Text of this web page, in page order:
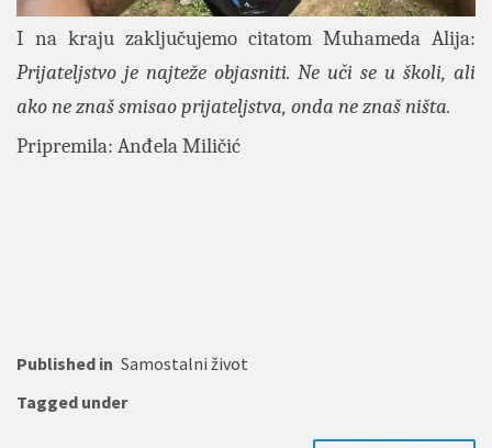
I na kraju zaključujemo citatom Muhameda Alija:
Prijateljstvo je najteže objasniti. Ne uči se u školi, ali
ako ne znaš smisao prijateljstva, onda ne znaš ništa.
Pripremila: Anđela Miličić
Published in Samostalni život
Tagged under